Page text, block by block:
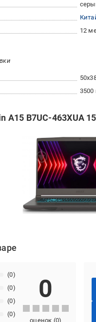
12
3500
A15 B7UC-463XUA
(0)
(0)
(0)
(0)
0
оценок (0)